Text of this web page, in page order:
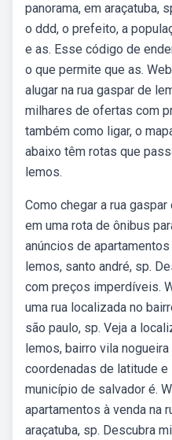
panorama, em araçatuba,
o ddd, o prefeito, a
e as. Esse código de
o que permite que as.
alugar na rua gaspar de
milhares de ofertas com
também como ligar, o
abaixo têm rotas que
lemos.
Como chegar a rua
em uma rota de ônibus
anúncios de
lemos, santo andré, sp.
com preços imperdíveis.
uma rua localizada no
são paulo, sp. Veja a
lemos, bairro vila
coordenadas de latitude
município de salvador é.
apartamentos à venda na
araçatuba, sp. Descubra